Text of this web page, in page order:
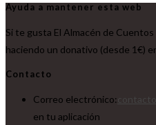
Ayuda a mantener esta web
Si te gusta El Almacén de
haciendo un donativo (desde 1€)
Contacto
Correo electrónico:
en tu aplicación